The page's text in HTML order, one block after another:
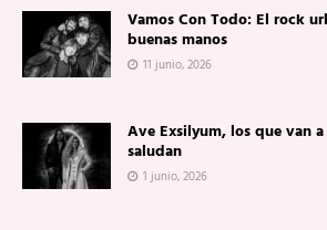
Vamos Con Todo: El rock
buenas manos
11 junio, 2026
Ave Exsilyum, los que van
saludan
1 junio, 2026